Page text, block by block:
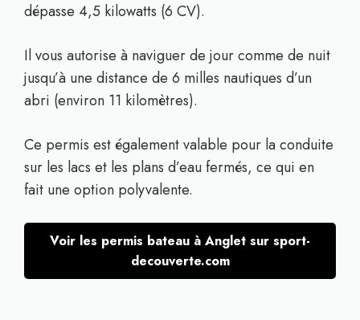
dépasse 4,5 kilowatts (6 CV).
Il vous autorise à naviguer de jour comme de nuit
jusqu’à une distance de 6 milles nautiques d’un
abri (environ 11 kilomètres).
Ce permis est également valable pour la conduite
sur les lacs et les plans d’eau fermés, ce qui en
fait une option polyvalente.
Voir les permis bateau à Anglet sur sport-
decouverte.com